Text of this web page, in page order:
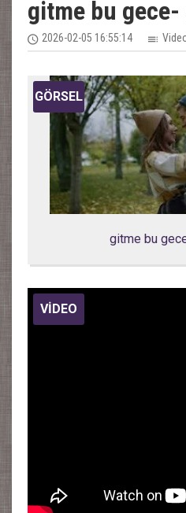
gitme bu
2026-02-05 16:55:14
GÖRSEL
gitme bu
VİDEO